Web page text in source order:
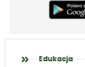
Edukacja